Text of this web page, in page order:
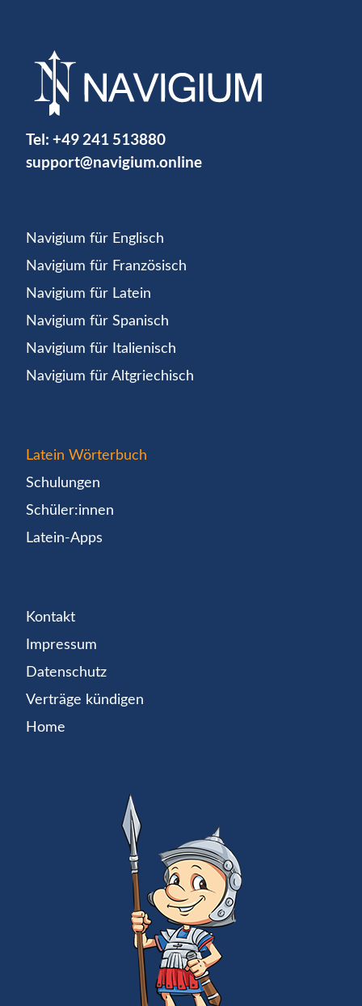
Tel: +49 241 513880
support@navigium.online
Navigium für Englisch
Navigium für Französisch
Navigium für Latein
Navigium für Spanisch
Navigium für Italienisch
Navigium für Altgriechisch
Latein Wörterbuch
Schulungen
Schüler:innen
Latein-Apps
Kontakt
Impressum
Datenschutz
Verträge kündigen
Home